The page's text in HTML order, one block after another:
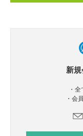
新
・
・会